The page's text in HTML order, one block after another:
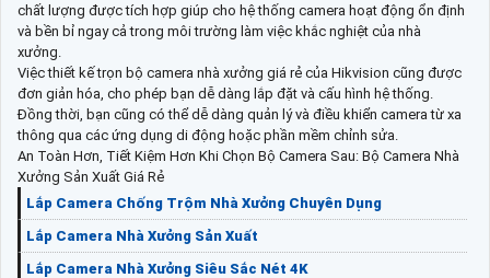
chất lượng được tích hợp giúp cho hệ thống camera hoạt động ổn định
và bền bỉ ngay cả trong môi trường làm việc khắc nghiệt của nhà
xưởng.
Việc thiết kế trọn bộ camera nhà xưởng giá rẻ của Hikvision cũng được
đơn giản hóa, cho phép bạn dễ dàng lắp đặt và cấu hình hệ thống.
Đồng thời, bạn cũng có thể dễ dàng quản lý và điều khiển camera từ xa
thông qua các ứng dụng di động hoặc phần mềm chỉnh sửa.
An Toàn Hơn, Tiết Kiệm Hơn Khi Chọn Bộ Camera Sau: Bộ Camera Nhà
Xưởng Sản Xuất Giá Rẻ
Lắp Camera Chống Trộm Nhà Xưởng Chuyên Dụng
Lắp Camera Nhà Xưởng Sản Xuất
Lắp Camera Nhà Xưởng Siêu Sắc Nét 4K